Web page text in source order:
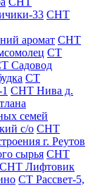
33 СНТ
аромат СНТ
СТ
Садовод
СТ
СНТ Нива д.
семей
с/о СНТ
г. Реутов
сырья СНТ
СНТ Лифтовик
СТ Рассвет-5,